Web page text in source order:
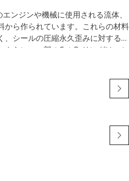
ンジンや機械に使用される流体、
から作られています。これらの材料
シールの圧縮永久歪みに対する優
らに、一部のCat O-リングは、シ
じれや切断を最小限に抑えるた
必要なシール圧縮でシール溝に適
に厳しい公差に保たれています。
質のOリングを取り揃え、Cat O-
シーリングシステムは、より高
守ります。Cat純正シールで投資を
は、Catのマシンやエンジンの多く
に使用されています。